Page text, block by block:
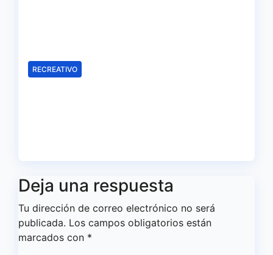
RECREATIVO
Deja una respuesta
Tu dirección de correo electrónico no será
publicada. Los campos obligatorios están
marcados con *